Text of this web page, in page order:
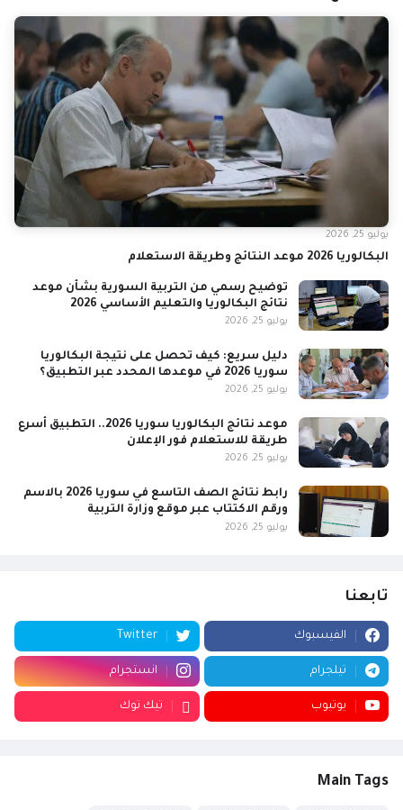
البكالوريا 2026 موعد النتائج وطريقة الاستعلام
يوليو 25, 2026
توضيح رسمي من التربية السورية بشأن موعد
نتائج البكالوريا والتعليم الأساسي 2026
يوليو 25, 2026
دليل سريع: كيف تحصل على نتيجة البكالوريا
سوريا 2026 في موعدها المحدد عبر التطبيق؟
يوليو 25, 2026
موعد نتائج البكالوريا سوريا 2026.. التطبيق أسرع
طريقة للاستعلام فور الإعلان
يوليو 25, 2026
رابط نتائج الصف التاسع في سوريا 2026 بالاسم
ورقم الاكتتاب عبر موقع وزارة التربية
يوليو 25, 2026
تابعنا
الفيسبوك Twitter
تيلجرام انستجرام
يوتيوب تيك توك
Main Tags